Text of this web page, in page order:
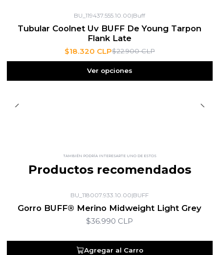
BU_119437.555.10.00|Buff
Tubular Coolnet Uv BUFF De Young Tarpon
Flank Late
$18.320 CLP$22.900 CLP
Ver opciones
TAMBIÉN PODRÍA INTERESARTE UNO DE ESTOS
Productos recomendados
BU_118007.933.10.00|BUFF
Gorro BUFF® Merino Midweight Light Grey
$36.990 CLP
Agregar al Carro